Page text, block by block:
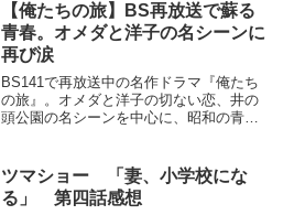
【俺たちの旅】BS再放送で蘇る
青春。オメダと洋子の名シーンに
再び涙
BS141で再放送中の名作ドラマ『俺たち
の旅』。オメダと洋子の切ない恋、井の
頭公園の名シーンを中心に、昭和の青春
ツマショー 「妻、小学校にな
る」 第四話感想